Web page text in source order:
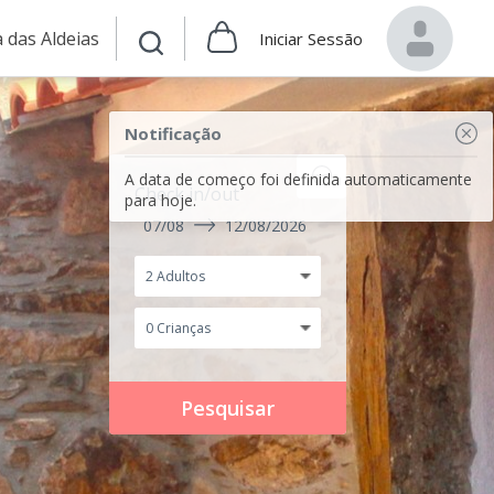
das Aldeias Iniciar Sessão
Notificação
A data de começo foi definida automaticamente
para hoje.
Check in/out
07/08 12/08/2026